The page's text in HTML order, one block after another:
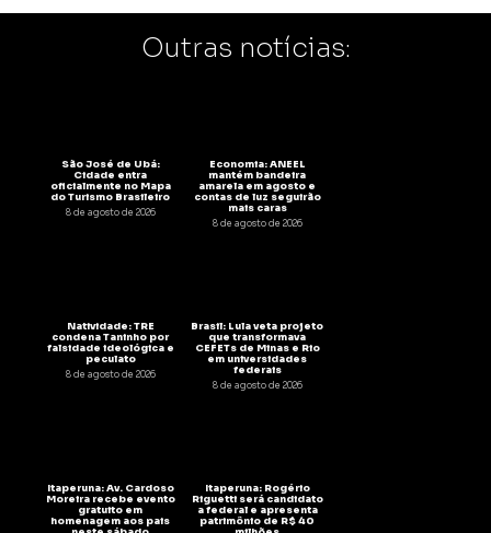
Outras notícias:
São José de Ubá:
Cidade entra
oficialmente no Mapa
do Turismo Brasileiro
8 de agosto de 2026
Economia: ANEEL
mantém bandeira
amarela em agosto e
contas de luz seguirão
mais caras
8 de agosto de 2026
Natividade: TRE
condena Taninho por
falsidade ideológica e
peculato
8 de agosto de 2026
Brasil: Lula veta projeto
que transformava
CEFETs de Minas e Rio
em universidades
federais
8 de agosto de 2026
Itaperuna: Av. Cardoso
Moreira recebe evento
gratuito em
homenagem aos pais
Itaperuna: Rogério
Riguetti será candidato
a federal e apresenta
patrimônio de R$ 40